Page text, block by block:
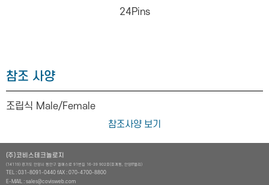
24Pins
참조 사양
조립식 Male/Female
참조사양 보기
(주)코비스테크놀로지
(14119) 경기도 안양시 동안구 엘에스로 91번길 16-39 902호(호계동, 안양IT밸리)
TEL : 031-8091-0440 fAX : 070-4700-8800
E-MAIL : sales@covisweb.com